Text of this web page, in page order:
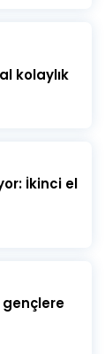
kolaylık
İkinci el
gençlere